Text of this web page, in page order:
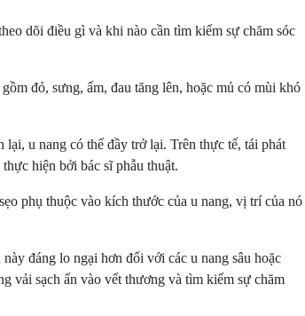
dõi điều gì và khi nào cần tìm kiếm sự chăm sóc
đỏ, sưng, ấm, đau tăng lên, hoặc mủ có mùi khó
u nang có thể đầy trở lại. Trên thực tế, tái phát
hiện bởi bác sĩ phẫu thuật.
phụ thuộc vào kích thước của u nang, vị trí của nó
đáng lo ngại hơn đối với các u nang sâu hoặc
vải sạch ấn vào vết thương và tìm kiếm sự chăm